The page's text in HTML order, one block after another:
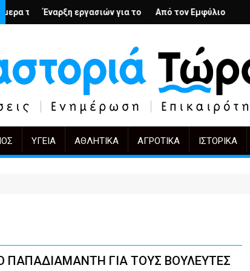
– Ο Άρμιν Βέγκνερ απέναντι στη λήθη
για το Κέντρο Ημέρας Ολικής Φροντίδας στην
Από τον Εμφύλιο στην Πόλωση: το ίδιο
KIFF 51: Η
ΥΓΕΊΑ ΑΘΛΗΤΙΚΆ ΑΓΡΟΤΙΚΆ ΙΣΤΟΡΙΚΆ
ΓΙΑ ΤΟΥΣ ΒΟΥΛΕΥΤΕΣ